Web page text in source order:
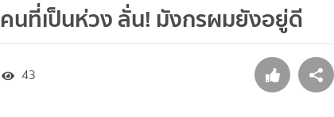
ที่เป็นห่วง ลั่น! มังกรผมยังอยู่ดี
43